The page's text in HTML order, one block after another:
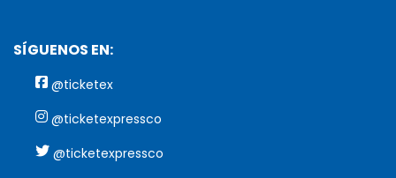
SÍGUENOS EN:
@ticketex
@ticketexpressco
@ticketexpressco